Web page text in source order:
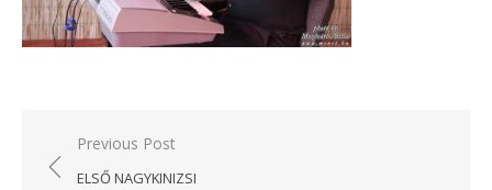
Bejegyzés
navigáció
Previous Post
ELSŐ NAGYKINIZSI